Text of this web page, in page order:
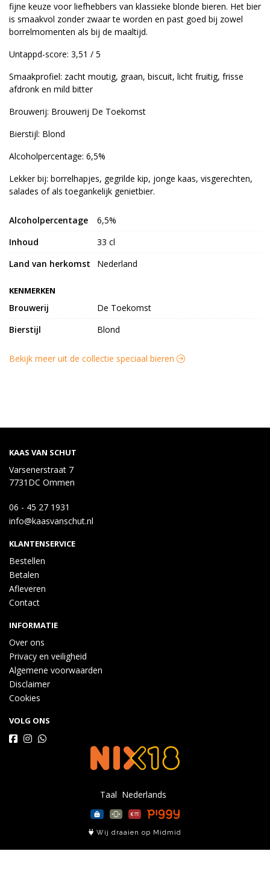
fijne keuze voor liefhebbers van klassieke blonde bieren. Het bier
is smaakvol zonder zwaar te worden en past goed bij zowel
borrelmomenten als bij de maaltijd.
Untappd-score: 3,51 / 5
Smaakprofiel: zacht moutig, graan, biscuit, licht fruitig, frisse
afdronk en mild bitter
Brouwerij: Brouwerij De Toekomst
Bierstijl: Blond
Alcoholpercentage: 6,5%
Lekker bij: borrelhapjes, gegrilde kip, jonge kaas, visgerechten,
salades of als toegankelijk genietbier.
Alcoholpercentage
6,5%
Inhoud
33 cl
Land van herkomst
Nederland
KENMERKEN
Brouwerij
De Toekomst
Bierstijl
Blond
Bekijk meer uit de collectie speciaal bieren
KAAS VAN SCHUT
Varsenerstraat 7
7731DC Ommen
06 - 45 27 1931
info@kaasvanschut.nl
KLANTENSERVICE
Bestellen
Betalen
Afleveren
Contact
INFORMATIE
Over ons
Privacy en veiligheid
Algemene voorwaarden
Disclaimer
Cookies
VOLG ONS
Taal
Wij draaien op Midmid